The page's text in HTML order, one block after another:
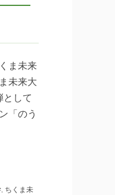
ま未来
未来大
として
「のう
, ちくま未